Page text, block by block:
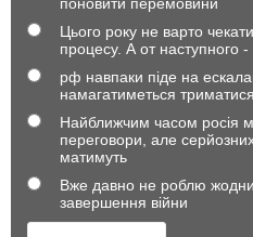
Цього року не варто
процесу. А от наступного
рф навпаки піде на
намагатиметься
Найближчим часом росія
переговори, але
матимуть
Вже давно не роблю
завершення війни